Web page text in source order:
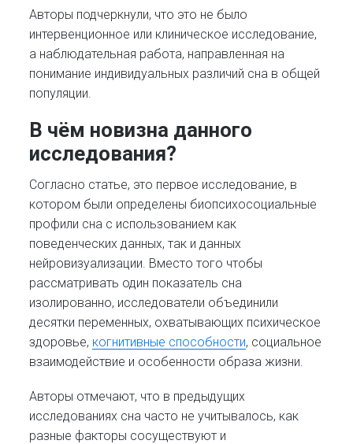
Авторы подчеркнули, что это не было
интервенционное или клиническое исследование,
а наблюдательная работа, направленная на
понимание индивидуальных различий сна в общей
популяции.
В чём новизна данного
исследования?
Согласно статье, это первое исследование, в
котором были определены биопсихосоциальные
профили сна с использованием как
поведенческих данных, так и данных
нейровизуализации. Вместо того чтобы
рассматривать один показатель сна
изолированно, исследователи объединили
десятки переменных, охватывающих психическое
здоровье, когнитивные способности, социальное
взаимодействие и особенности образа жизни.
Авторы отмечают, что в предыдущих
исследованиях сна часто не учитывалось, как
разные факторы сосуществуют и